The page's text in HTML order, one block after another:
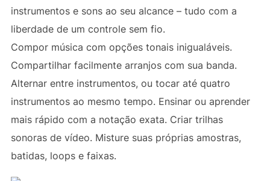
instrumentos e sons ao seu alcance – tudo com a
liberdade de um controle sem fio.
Compor música com opções tonais inigualáveis.
Compartilhar facilmente arranjos com sua banda.
Alternar entre instrumentos, ou tocar até quatro
instrumentos ao mesmo tempo. Ensinar ou aprender
mais rápido com a notação exata. Criar trilhas
sonoras de vídeo. Misture suas próprias amostras,
batidas, loops e faixas.